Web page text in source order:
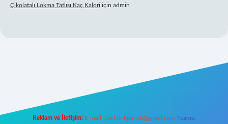
Çikolatalı Lokma Tatlısı Kaç Kalori için admin
Reklam ve İletişim: E-mail: backlinkpaneli@gmail.com Teams: